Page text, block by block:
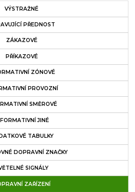
VÝSTRAŽNÉ
PŘEDNOST
ZÁKAZOVÉ
PŘÍKAZOVÉ
ZÓNOVÉ
PROVOZNÍ
SMĚROVÉ
JINÉ
TABULKY
DOPRAVNÍ ZNAČKY
SIGNÁLY
ZAŘÍZENÍ